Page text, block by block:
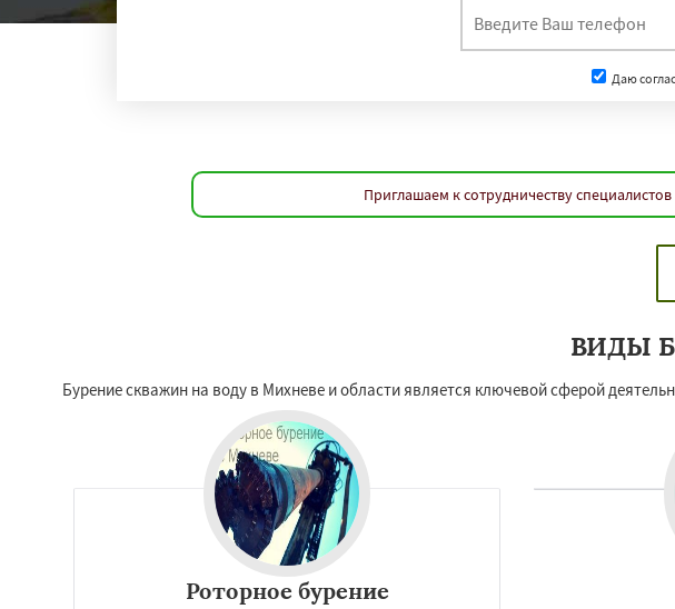
Даю
Приглашаем к сотрудничеству
ВИДЫ
Бурение скважин на воду в Михневе и области является ключевой сферой
Роторное бурение